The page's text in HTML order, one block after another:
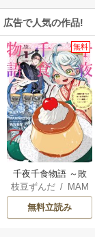
広告で人気の作品!
無料
千夜千食物語 ～敗
国の姫ですが氷の
皇子殿下がどうも
溺愛してくれてい
枝豆ずんだ/ MAM
AKOTO / 鴉羽凛燈
無料立読み